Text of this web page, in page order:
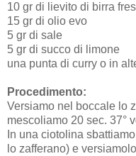
10 gr di lievito di birra
15 gr di olio evo
5 gr di sale
5 gr di succo di limone
una punta di curry o in
Procedimento:
Versiamo nel boccale lo
mescoliamo 20 sec. 37°
In una ciotolina
lo zafferano) e